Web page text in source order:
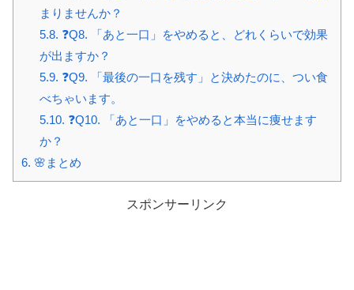
まりませんか？
5.8. ❓Q8. 「あと一口」をやめると、どれくらいで効果
が出ますか？
5.9. ❓Q9. 「最後の一口を残す」と決めたのに、つい食
べちゃいます。
5.10. ❓Q10. 「あと一口」をやめると本当に痩せます
か？
6. 🌸まとめ
スポンサーリンク